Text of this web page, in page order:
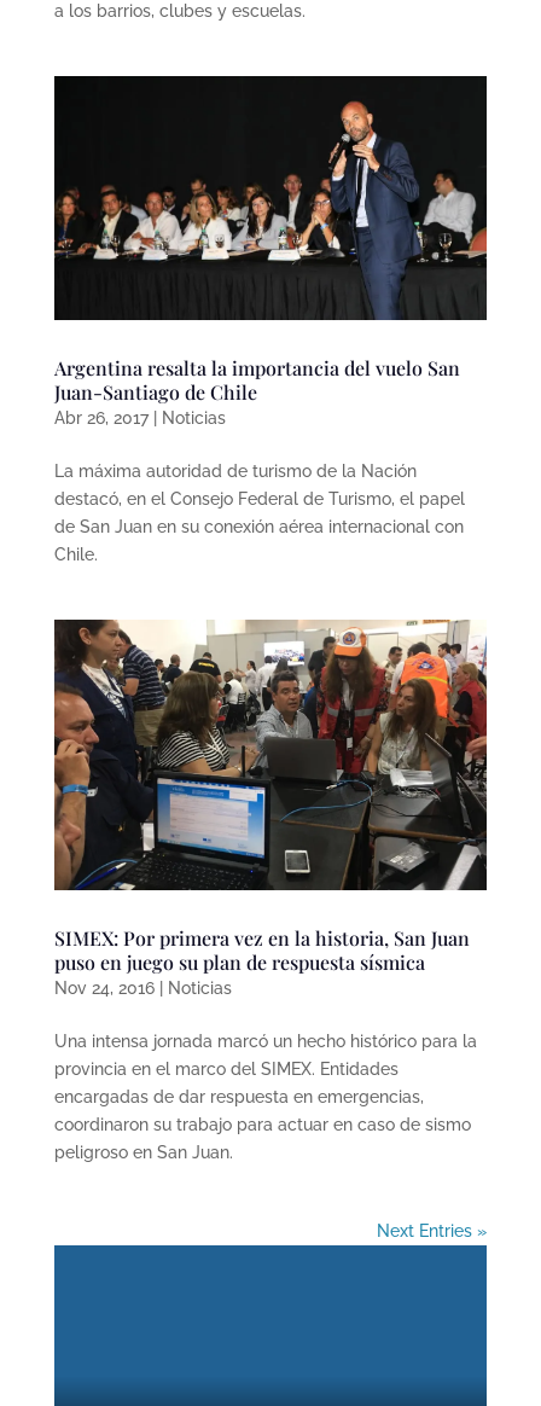
a los barrios, clubes y escuelas.
Argentina resalta la importancia del vuelo San
Juan-Santiago de Chile
Abr 26, 2017| Noticias
La máxima autoridad de turismo de la Nación
destacó, en el Consejo Federal de Turismo, el papel
de San Juan en su conexión aérea internacional con
Chile.
SIMEX: Por primera vez en la historia, San Juan
puso en juego su plan de respuesta sísmica
Nov 24, 2016| Noticias
Una intensa jornada marcó un hecho histórico para la
provincia en el marco del SIMEX. Entidades
encargadas de dar respuesta en emergencias,
coordinaron su trabajo para actuar en caso de sismo
peligroso en San Juan.
Next Entries »